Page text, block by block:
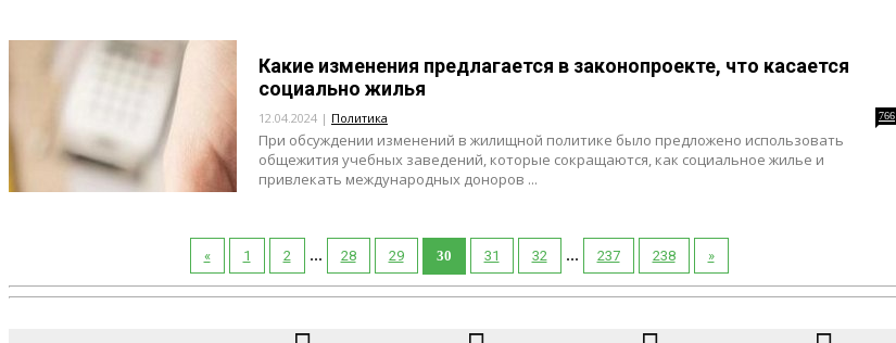
Какие изменения предлагается в законопроекте, что касается
социально жилья
12.04.2024 | Политика 766
При обсуждении изменений в жилищной политике было предложено использовать
общежития учебных заведений, которые сокращаются, как социальное жилье и
привлекать международных доноров ...
« 1 2 ... 28 29 30 31 32 ... 237 238 »